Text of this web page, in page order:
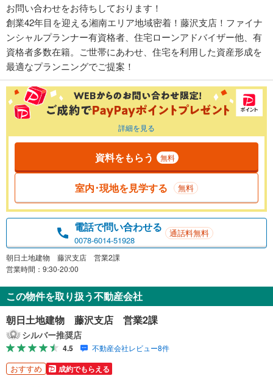
お問い合わせをお待ちしております！
創業42年目を迎える湘南エリア地域密着！藤沢支店！ファイナ
ンシャルプランナー有資格者、住宅ローンアドバイザー他、有
資格者多数在籍。ご世帯にあわせ、住宅を利用した資産形成を
最適なプランニングでご提案！
詳細を見る
資料をもらう 無料
室内･現地を見学する 無料
電話で問い合わせる
0078-6014-51928
通話料無料
朝日土地建物 藤沢支店 営業2課
営業時間：9:30-20:00
この物件を取り扱う不動産会社
朝日土地建物 藤沢支店 営業2課
シルバー推奨店
4.5 不動産会社レビュー8件
おすすめ 成約でもらえる